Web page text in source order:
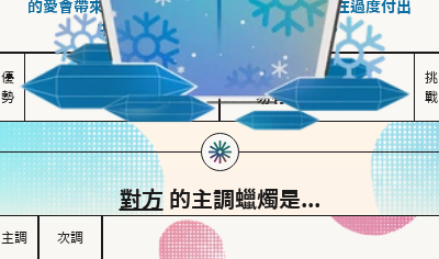
的愛會帶來緊密的關係連結，但也可能讓他們在過度付出
中迷失自我，忽略自己真正的需求。
優
勢
無私奉獻
讓伴侶感受到關懷
較難設立界線
易有強烈情感依賴
挑
戰
對方的主調蠟燭是...
主調 次調